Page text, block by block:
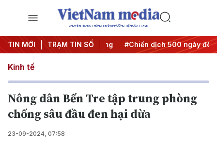
CHUYÊN TRANG THÔNG TIN ĐA PHƯƠNG TIỆN CỦA TTXVN
TIN MỚI TRẠM TIN SỐ
Nghị quyết thành hành động #Chiến dịch 500 ngày đêm
Kinh tế
Nông dân Bến Tre tập trung phòng
chống sâu đầu đen hại dừa
23-09-2024, 07:58